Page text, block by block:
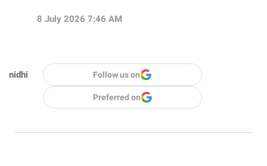
nidhi
8 July 2026 7:46 AM
Follow us on
Preferred on